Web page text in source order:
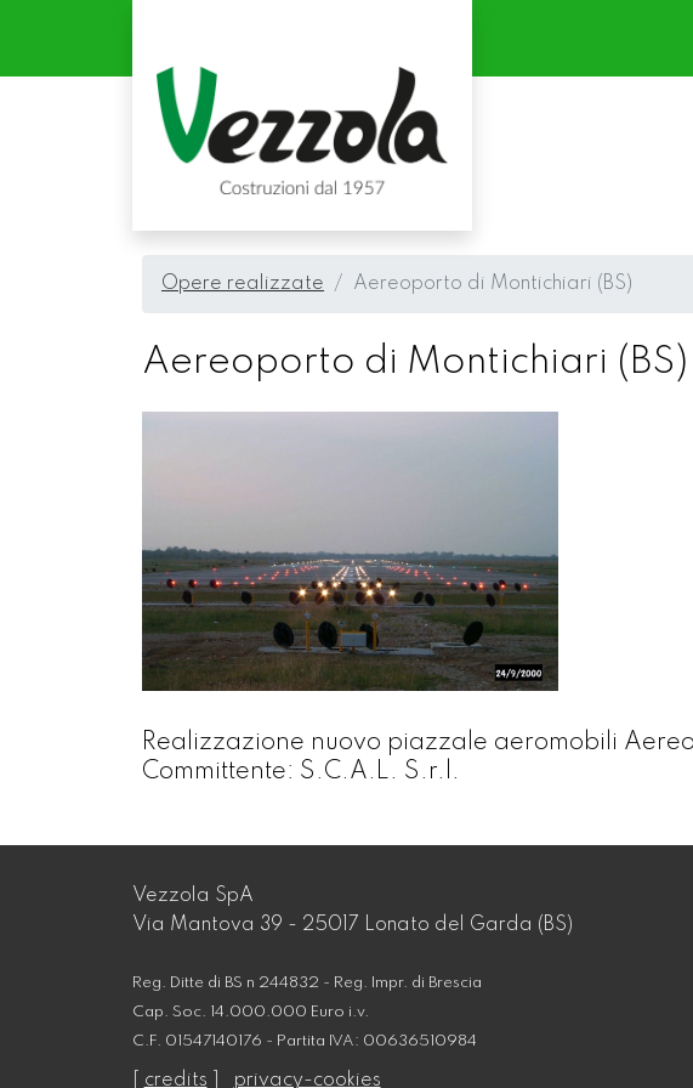
Opere realizzate Aereoporto di Montichiari (BS)
Aereoporto di Montichiari (BS)
Realizzazione nuovo piazzale aeromobili
Committente: S.C.A.L. S.r.l.
Vezzola SpA
Via Mantova 39 - 25017 Lonato del Garda (BS)
Reg. Ditte di BS n 244832 - Reg. Impr. di Brescia
Cap. Soc. 14.000.000 Euro i.v.
C.F. 01547140176 - Partita IVA: 00636510984
credits privacy-cookies